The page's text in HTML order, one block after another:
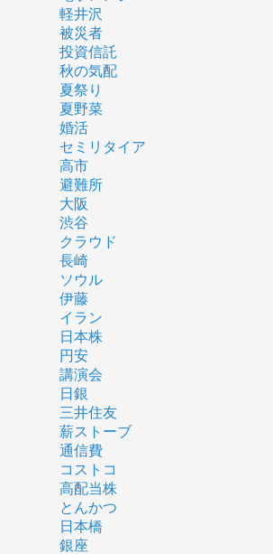
軽井沢
被災者
投資信託
秋の気配
夏祭り
夏野菜
婚活
セミリタイア
高市
避難所
大阪
渋谷
クラウド
長崎
ソウル
伊藤
イラン
日本株
円安
講演会
日銀
三井住友
薪ストーブ
通信費
コストコ
高配当株
とんかつ
日本橋
銀座